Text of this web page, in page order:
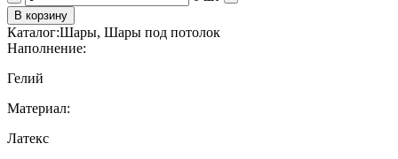
В корзину
Каталог:Шары, Шары под потолок
Наполнение:
Гелий
Материал:
Латекс